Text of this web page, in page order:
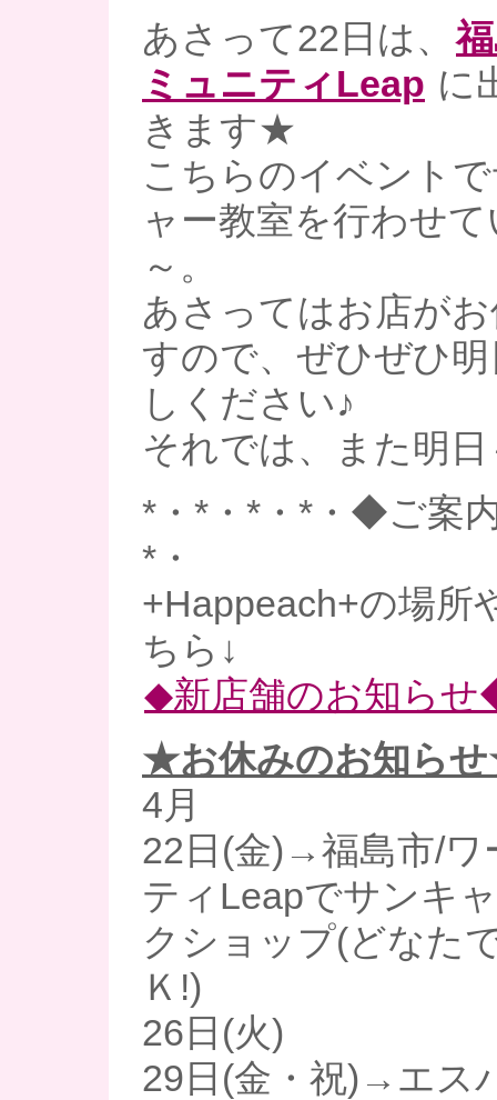
あさって22日は、
ミュニティLeap に
きます★
こちらのイベント
ャー教室を行わせ
～。
あさってはお店が
すので、ぜひぜひ
しください♪
それでは、また明
*・*・*・*・◆ご案
*・
+Happeach+の場所
ちら↓
◆新店舗のお知ら
★お休みのお知ら
4月
22日(金)→福島市/ワ
ティLeapでサンキ
クショップ(どなた
Ｋ!)
26日(火)
29日(金・祝)→エス